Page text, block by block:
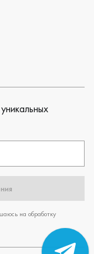
на обработку